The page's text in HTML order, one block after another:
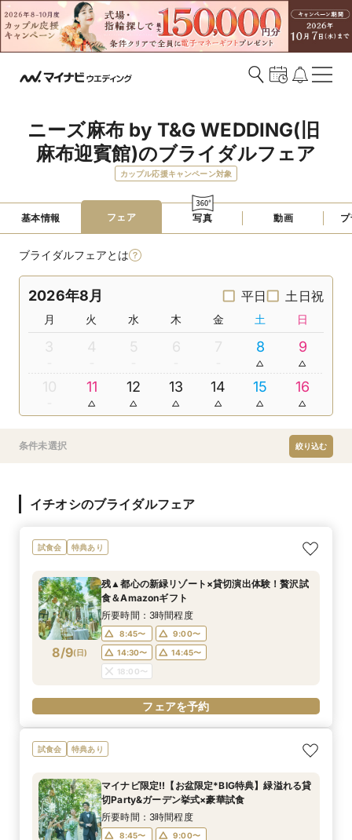
ニーズ麻布 by T&G WEDDING(旧
麻布迎賓館)のブライダルフェア
カップル応援キャンペーン対象
基本情報 フェア 写真 動画
ブライダルフェアとは
2026年8月 平日 土日祝
月 火 水 木 金 土 日
3 4 5 6 7 8 9
10 11 12 13 14 15 16
条件未選択 絞り込む
イチオシのブライダルフェア
試食会 特典あり
8/9(日)
残▲都心の新緑リゾート×貸切演出体験！贅沢試
食＆Amazonギフト
所要時間：3時間程度
8:45〜
9:00〜
14:30〜
14:45〜
18:00〜
フェアを予約
試食会 特典あり
マイナビ限定!!【お盆限定*BIG特典】緑溢れる貸
切Party&ガーデン挙式×豪華試食
所要時間：3時間程度
8:45〜
9:00〜